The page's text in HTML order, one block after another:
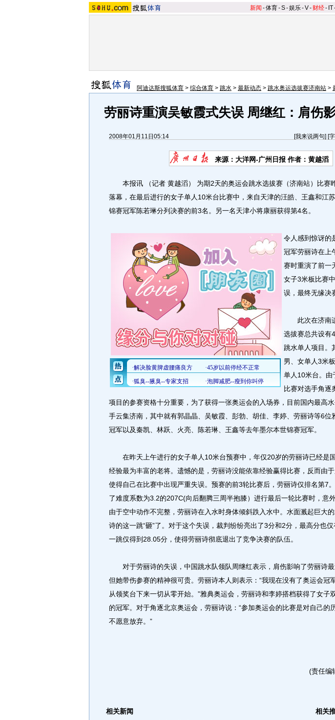
新闻 -体育-S-娱乐-V- 财经- IT
阿迪达斯搜狐体育 > 综合体育 > 跳水 > 最新动态 > 跳水奥运选拔赛济南站 >
劳丽诗重演吴敏霞式失误 周继红：肩伤
2008年01月11日05:14 [我来说两句] [
来源：大洋网-广州日报 作者：黄越滔
本报讯 （记者 黄越滔） 为期2天的奥运会跳水选拔赛（济南站）比赛
落幕，在最后进行的女子单人10米台比赛中，来自天津的汪皓、王鑫和江
锦赛冠军陈若琳分列决赛的前3名。另一名天津小将康丽获得第4名。
令人感到惊讶的
冠军劳丽诗在上
赛时重演了前一
女子3米板比赛
误，最终无缘决
此次在济南
选拔赛总共设有
跳水单人项目。
男、女单人3米
单人10米台。由
比赛对选手角逐
项目的参赛资格十分重要，为了获得一张奥运会的入场券，目前国内最高
手云集济南，其中就有郭晶晶、吴敏霞、彭勃、胡佳、李婷、劳丽诗等6位
冠军以及秦凯、林跃、火亮、陈若琳、王鑫等去年墨尔本世锦赛冠军。
在昨天上午进行的女子单人10米台预赛中，年仅20岁的劳丽诗已经是
经验最为丰富的老将。遗憾的是，劳丽诗没能依靠经验赢得比赛，反而由于
使得自己在比赛中出现严重失误。预赛的前3轮比赛后，劳丽诗仅排名第7
了难度系数为3.2的207C(向后翻腾三周半抱膝）进行最后一轮比赛时，意外
由于空中动作不完整，劳丽诗在入水时身体倾斜跌入水中。水面溅起巨大
诗的这一跳“砸”了。对于这个失误，裁判纷纷亮出了3分和2分，最高分也
一跳仅得到28.05分，使得劳丽诗彻底退出了竞争决赛的队伍。
对于劳丽诗的失误，中国跳水队领队周继红表示，肩伤影响了劳丽诗最
但她带伤参赛的精神很可贵。劳丽诗本人则表示：“我现在没有了奥运会冠
从领奖台下来一切从零开始。”雅典奥运会，劳丽诗和李婷搭档获得了女子
的冠军。对于角逐北京奥运会，劳丽诗说：“参加奥运会的比赛是对自己的
不愿意放弃。”
(责任编
相关新闻
相关